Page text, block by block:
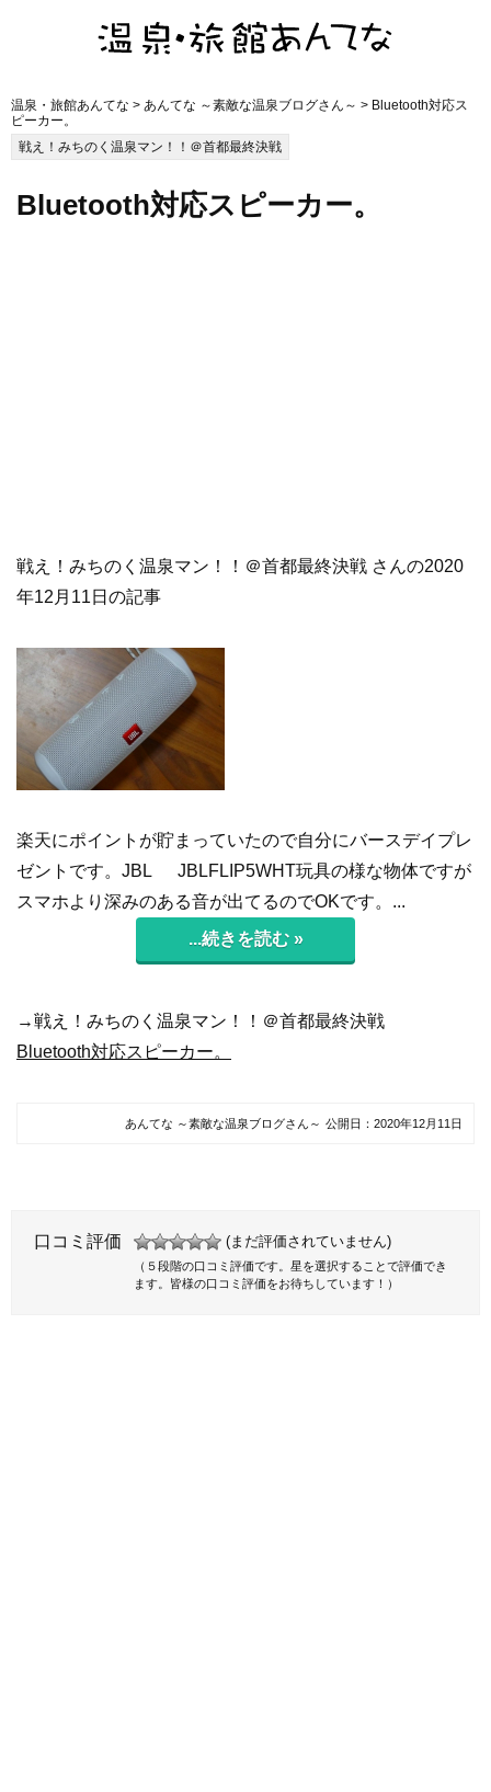
温泉・旅館あんてな > あんてな ～素敵な温泉ブログさん～ > Bluetooth対応ス
ピーカー。
戦え！みちのく温泉マン！！＠首都最終決戦
Bluetooth対応スピーカー。
戦え！みちのく温泉マン！！＠首都最終決戦 さんの2020
年12月11日の記事
楽天にポイントが貯まっていたので自分にバースデイプレ
ゼントです。JBL JBLFLIP5WHT玩具の様な物体ですが
スマホより深みのある音が出てるのでOKです。...
...続きを読む »
→戦え！みちのく温泉マン！！＠首都最終決戦
Bluetooth対応スピーカー。
あんてな ～素敵な温泉ブログさん～ 公開日： 2020年12月11日
口コミ評価 (まだ評価されていません)
（５段階の口コミ評価です。星を選択することで評価でき
ます。皆様の口コミ評価をお待ちしています！）